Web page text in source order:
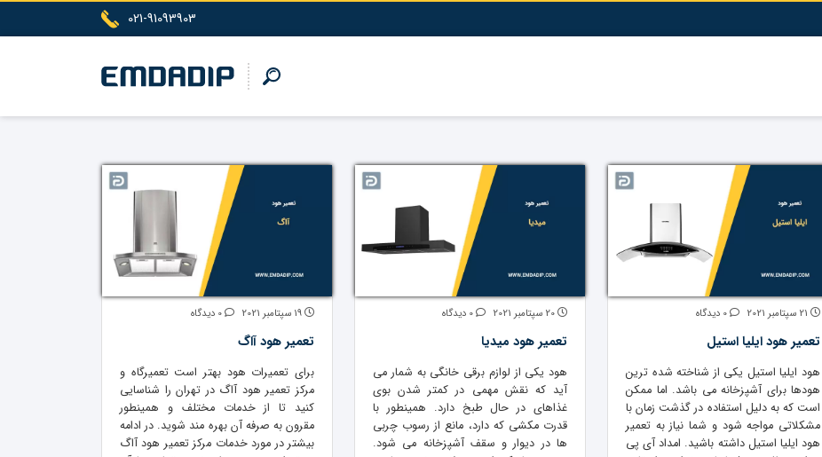
021-91093903
تعمیر هود ایلیا استیل
هود ایلیا استیل یکی از شناخته شده ترین
هودها برای آشپزخانه می باشد. اما ممکن
است که به دلیل استفاده در گذشت زمان با
مشکلاتی مواجه شود و شما نیاز به تعمیر
هود ایلیا استیل داشته باشید. امداد آی پی
تعمیر هود میدیا
هود یکی از لوازم برقی خانگی به شمار می
آید که نقش مهمی در کمتر شدن بوی
غذاهای در حال طبخ دارد. همینطور با
قدرت مکشی که دارد، مانع از رسوب چربی
ها در دیوار و سقف آشپزخانه می شود.
تعمیر هود آاگ
برای تعمیرات هود بهتر است تعمیرگاه و
مرکز تعمیر هود آاگ در تهران را شناسایی
کنید تا از خدمات مختلف و همینطور
مقرون به صرفه آن بهره مند شوید. در ادامه
بیشتر در مورد خدمات مرکز تعمیر هود آاگ